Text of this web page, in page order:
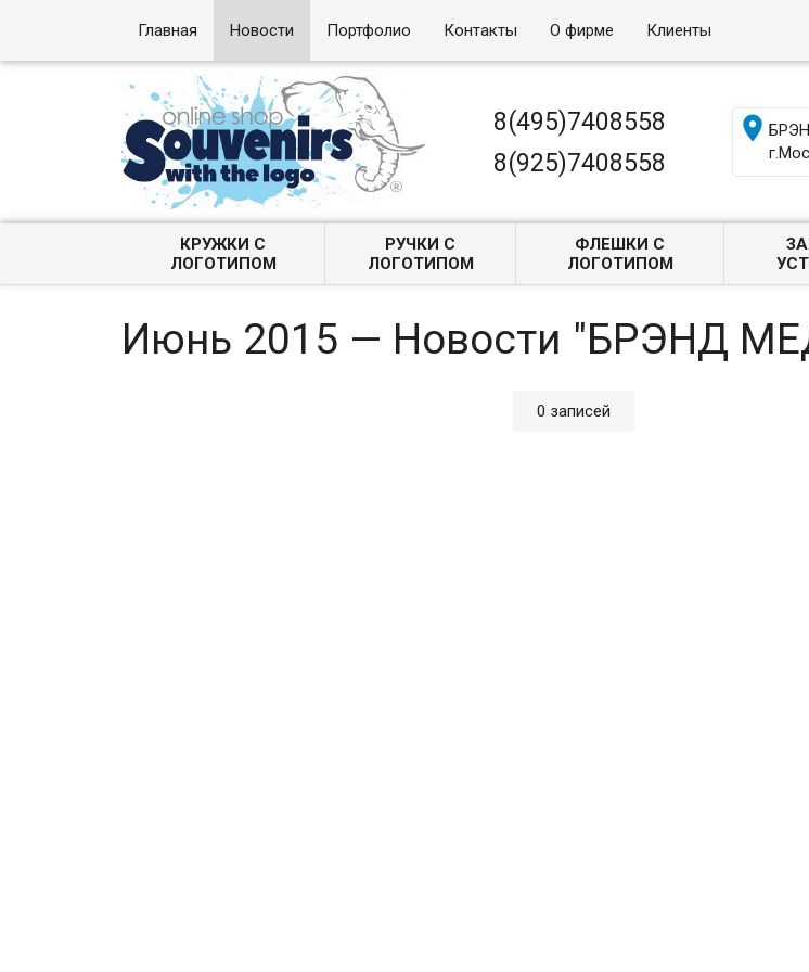
Главная Новости Портфолио Контакты О фирме Клиенты
8(495)7408558
8(925)7408558

КРУЖКИ С
ЛОГОТИПОМ
РУЧКИ С
ЛОГОТИПОМ
ФЛЕШКИ С
ЛОГОТИПОМ
Июнь 2015 — Новости "БРЭНД
0 записей